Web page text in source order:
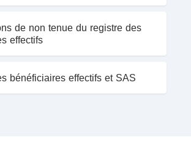
de non tenue du registre des
effectifs
bénéficiaires effectifs et SAS